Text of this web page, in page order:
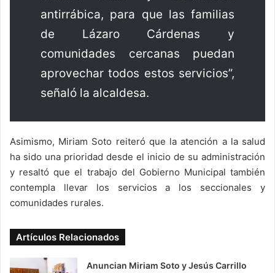
antirrábica, para que las familias
de Lázaro Cárdenas y
comunidades cercanas puedan
aprovechar todos estos servicios”,
señaló la alcaldesa.
Asimismo, Miriam Soto reiteró que la atención a la salud
ha sido una prioridad desde el inicio de su administración
y resaltó que el trabajo del Gobierno Municipal también
contempla llevar los servicios a los seccionales y
comunidades rurales.
Artículos Relacionados
Anuncian Miriam Soto y Jesús Carrillo